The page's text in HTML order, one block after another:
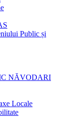
Public și
NĂVODARI
Locale